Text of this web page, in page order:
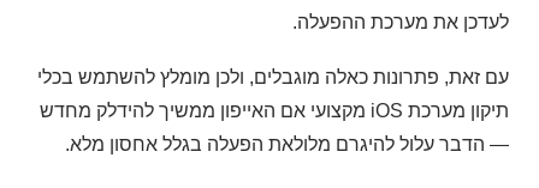
לעדכן את מערכת ההפעלה.
עם זאת, פתרונות כאלה מוגבלים, ולכן מומלץ להשתמש בכלי
תיקון מערכת iOS מקצועי אם האייפון ממשיך להידלק מחדש
— הדבר עלול להיגרם מלולאת הפעלה בגלל אחסון מלא.